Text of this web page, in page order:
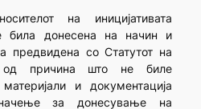
на иницијативата
била донесена на начин и
предвидена со Статутот на
од причина што не биле
и документација
за донесување на